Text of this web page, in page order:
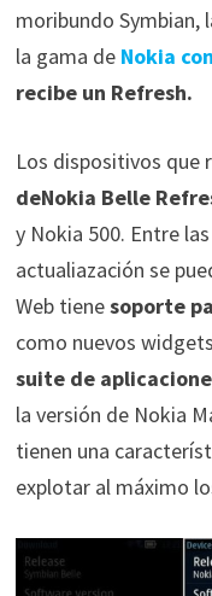
moribundo Symbian,
la gama deNokia
recibe un Refresh.
Los dispositivos que
deNokia Belle
y Nokia 500. Entre
actualiazación se
Web tienesoporte
como nuevos
suite de
la versión de Nokia
tienen una
explotar al máximo